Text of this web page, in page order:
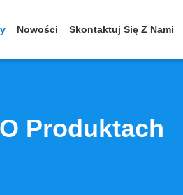
Nowości Skontaktuj Się Z Nami
Produktach